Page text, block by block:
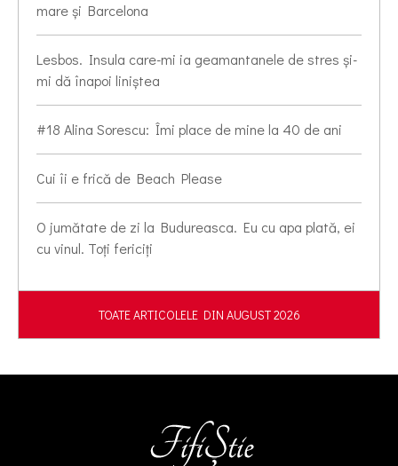
mare și Barcelona
Lesbos. Insula care-mi ia geamantanele de stres și-
mi dă înapoi liniștea
#18 Alina Sorescu: Îmi place de mine la 40 de ani
Cui îi e frică de Beach Please
O jumătate de zi la Budureasca. Eu cu apa plată, ei
cu vinul. Toți fericiți
TOATE ARTICOLELE DIN AUGUST 2026